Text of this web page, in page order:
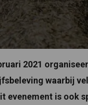
2021
waarbij
evenement is ook